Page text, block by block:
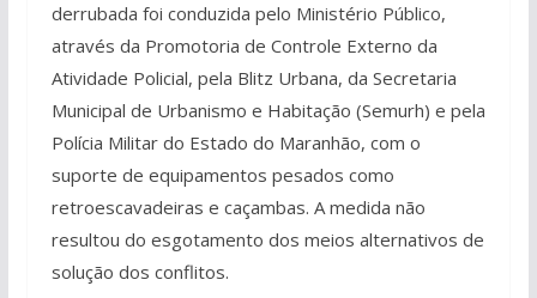
derrubada foi conduzida pelo Ministério Público,
através da Promotoria de Controle Externo da
Atividade Policial, pela Blitz Urbana, da Secretaria
Municipal de Urbanismo e Habitação (Semurh) e pela
Polícia Militar do Estado do Maranhão, com o
suporte de equipamentos pesados como
retroescavadeiras e caçambas. A medida não
resultou do esgotamento dos meios alternativos de
solução dos conflitos.